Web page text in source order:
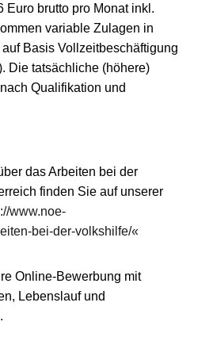
Euro brutto pro Monat inkl.
variable Zulagen in
Basis Vollzeitbeschäftigung
Die tatsächliche (höhere)
Qualifikation und
das Arbeiten bei der
finden Sie auf unserer
www.noe-
bei-der-volkshilfe/
Online-Bewerbung mit
Lebenslauf und